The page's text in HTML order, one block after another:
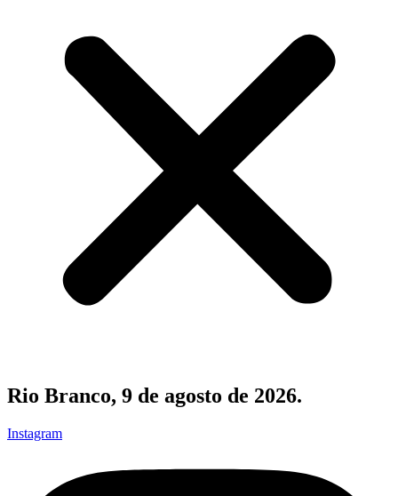
Rio Branco, 9 de agosto de 2026.
Instagram